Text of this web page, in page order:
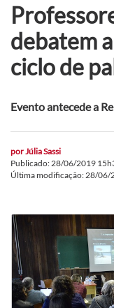
debatem
ciclo de
Evento antecede a
porJúlia Sassi
Publicado: 28/06/2019
Última modificação: 28/06/